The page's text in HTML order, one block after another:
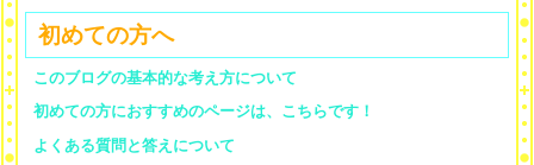
初めての方へ
このブログの基本的な考え方について
初めての方におすすめのページは、こちらです！
よくある質問と答えについて